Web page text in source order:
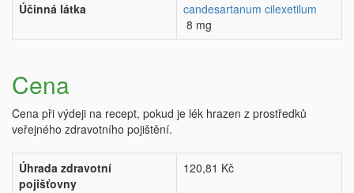
Účinná látka
candesartanum cilexetilum
8 mg
Cena
Cena při výdeji na recept, pokud je lék hrazen z prostředků
veřejného zdravotního pojištění.
Úhrada zdravotní
pojišťovny
120,81 Kč